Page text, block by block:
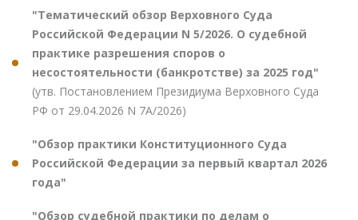
"Тематический обзор Верховного Суда
Российской Федерации N 5/2026. О судебной
практике разрешения споров о
несостоятельности (банкротстве) за 2025 год"
(утв. Постановлением Президиума Верховного Суда
РФ от 29.04.2026 N 7А/2026)
"Обзор практики Конституционного Суда
Российской Федерации за первый квартал 2026
года"
"Обзор судебной практики по делам о